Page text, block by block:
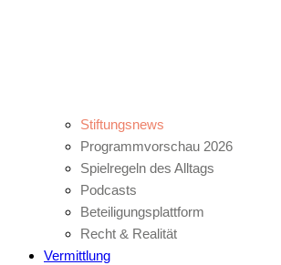
Stiftungsnews
Programmvorschau 2026
Spielregeln des Alltags
Podcasts
Beteiligungsplattform
Recht & Realität
Vermittlung